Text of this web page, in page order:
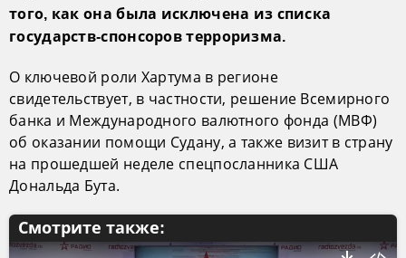
того, как она была исключена из списка
государств-спонсоров терроризма.
О ключевой роли Хартума в регионе
свидетельствует, в частности, решение Всемирного
банка и Международного валютного фонда (МВФ)
об оказании помощи Судану, а также визит в страну
на прошедшей неделе спецпосланника США
Дональда Бута.
Смотрите также: